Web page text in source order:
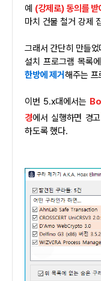
예 (강제로) 동의를 받
마치 건물 철거 강제
그래서 간단히 만들
설치 프로그램 목록
한방에 제거해주는 프
이번 5.x대에서는
경에서 실행하면 경고
하도록 했다.